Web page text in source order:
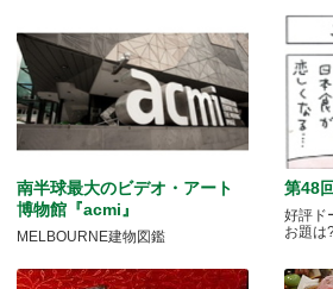
恐竜が
南半球最大のビデオ・アート
博物館『acmi』
MELBOURNE建物図鑑
第48
好評ド
お題は